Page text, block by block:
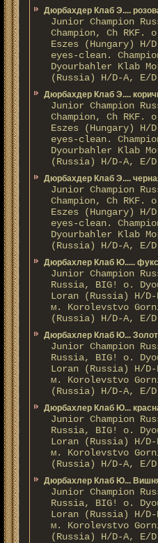
Дюрбахдер Клаб Э....
Junior Champion
Champion, Ch
Eszes (Hungary) H/
eyes-clean.
Dyourbahler Klab
(Russia) H/D-А, E/
Дюрбахдер Клаб Э....
Junior Champion
Champion, Ch
Eszes (Hungary) H/
eyes-clean.
Dyourbahler Klab
(Russia) H/D-А, E/
Дюрбахдер Клаб Э....
Junior Champion
Champion, Ch
Eszes (Hungary) H/
eyes-clean.
Dyourbahler Klab
(Russia) H/D-А, E/
Дюрбахлер Клаб Ю.....
Junior Champion
Russia, BIG! о.
Loran (Russia) H/
м. Korolevstvo
(Russia) H/D-A, E/
Дюрбахлер Клаб Ю...
Junior Champion
Russia, BIG! о.
Loran (Russia) H/
м. Korolevstvo
(Russia) H/D-A, E/
Дюрбахлер Клаб Ю...
Junior Champion
Russia, BIG! о.
Loran (Russia) H/
м. Korolevstvo
(Russia) H/D-A, E/
Дюрбахлер Клаб Ю...
Junior Champion
Russia, BIG! о.
Loran (Russia) H/
м. Korolevstvo
(Russia) H/D-A, E/